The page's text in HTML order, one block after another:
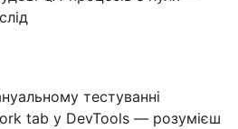
тестуванні
tab у DevTools — розумієш